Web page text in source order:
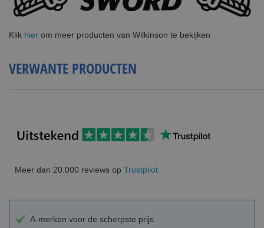
Klik hier om meer producten van Wilkinson te bekijken
VERWANTE PRODUCTEN
Meer dan 20.000 reviews op Trustpilot
A-merken voor de scherpste prijs.